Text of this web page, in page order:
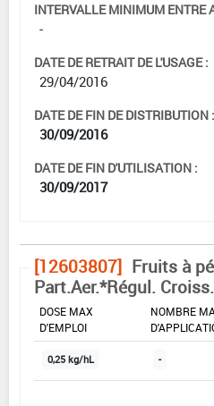
INTERVALLE MINIMUM ENTRE
-
DATE DE RETRAIT DE L'USAGE :
29/04/2016
DATE DE FIN DE DISTRIBUTION :
30/09/2016
DATE DE FIN D'UTILISATION :
30/09/2017
[12603807] Fruits à
Part.Aer.*Régul.
DOSE MAX
D'EMPLOI
NOMBRE
0,25 kg/hL -